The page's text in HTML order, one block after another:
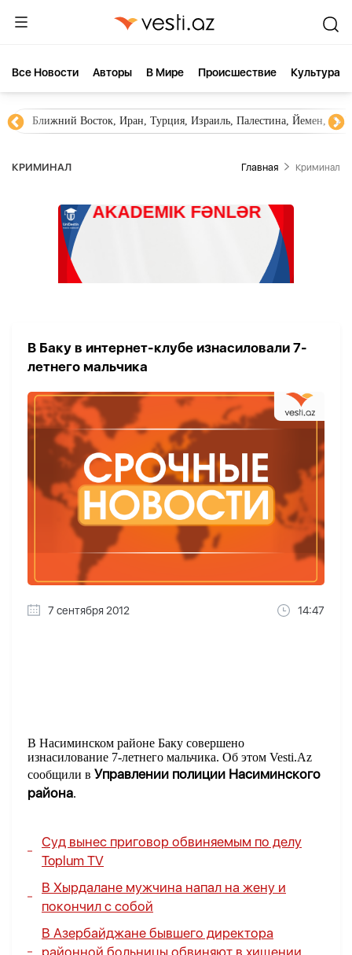
Все Новости Aвторы В Мире Происшествие Культура
Ближний Восток, Иран, Турция, Израиль, Палестина, Йемен,
КРИМИНАЛ Главная Криминал
В Баку в интернет-клубе изнасиловали 7-
летнего мальчика
7 сентября 2012 14:47
В Насиминском районе Баку совершено
изнасилование 7-летнего мальчика. Об этом Vesti.Az
сообщили в Управлении полиции Насиминского
района.
Суд вынес приговор обвиняемым по делу
Toplum TV
В Хырдалане мужчина напал на жену и
покончил с собой
В Азербайджане бывшего директора